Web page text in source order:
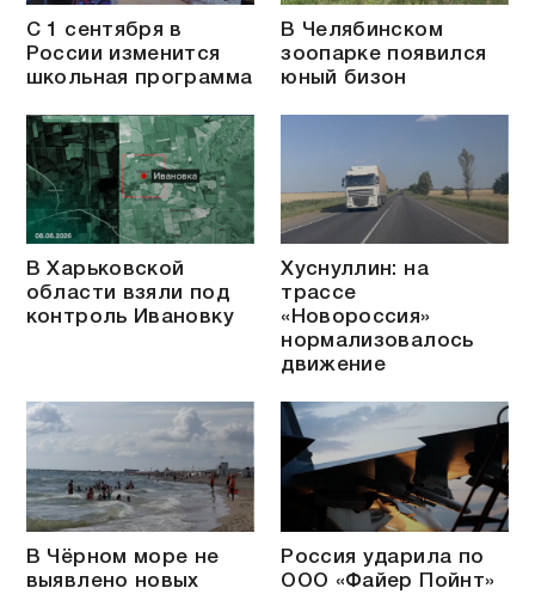
С 1 сентября в
России изменится
школьная программа
В Челябинском
зоопарке появился
юный бизон
В Харьковской
области взяли под
контроль Ивановку
Хуснуллин: на
трассе
«Новороссия»
нормализовалось
движение
В Чёрном море не
выявлено новых
Россия ударила по
ООО «Файер Пойнт»